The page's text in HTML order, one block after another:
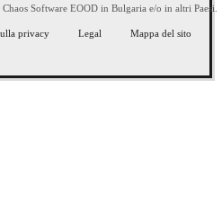
Software EOOD in Bulgaria e/o in altri Paesi.
privacy Legal Mappa del sito